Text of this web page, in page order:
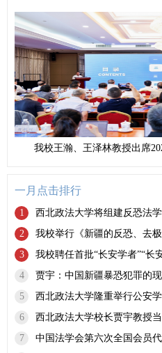
我校王瀚、王泽林教授出席
一月点击排行
1
西北政法大学将组建反恐法
2
3
我校聘任首批“长安学者”“长
4
贾宇：中国新疆暴恐犯罪的
5
6
7